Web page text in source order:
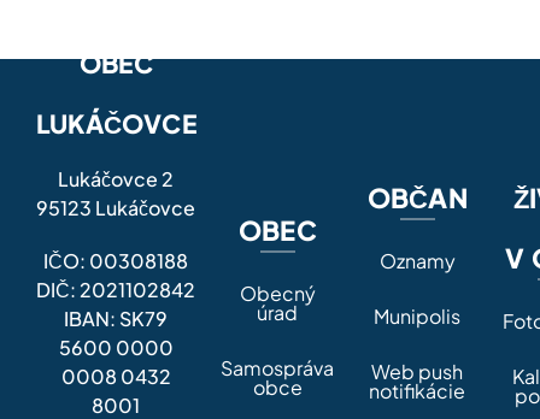
OBEC
LUKÁČOVCE
Lukáčovce 2
95123 Lukáčovce
IČO: 00308188
DIČ: 2021102842
IBAN: SK79
5600 0000
0008 0432
8001
OBEC
Obecný
úrad
Samospráva
obce
OBČAN
Oznamy
Munipolis
Web push
notifikácie
V